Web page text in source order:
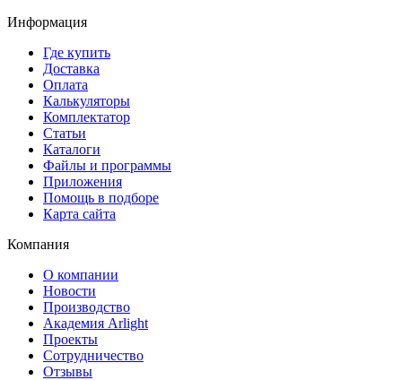
Информация
Где купить
Доставка
Оплата
Калькуляторы
Комплектатор
Статьи
Каталоги
Файлы и программы
Приложения
Помощь в подборе
Карта сайта
Компания
О компании
Новости
Производство
Академия Arlight
Проекты
Сотрудничество
Отзывы